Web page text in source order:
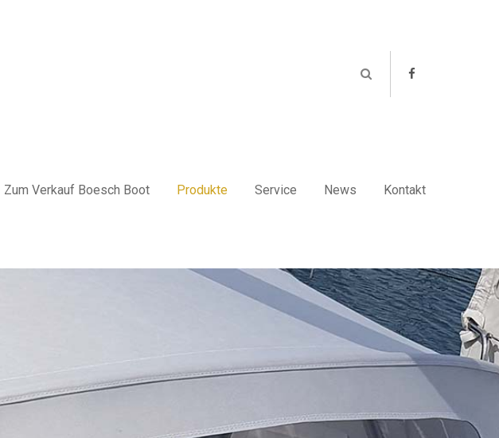
Zum Verkauf Boesch Boot Produkte Service News Kontakt